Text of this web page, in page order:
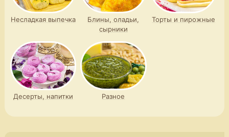
Несладкая выпечка
Блины, оладьи,
сырники
Торты и пирожные
Десерты, напитки Разное